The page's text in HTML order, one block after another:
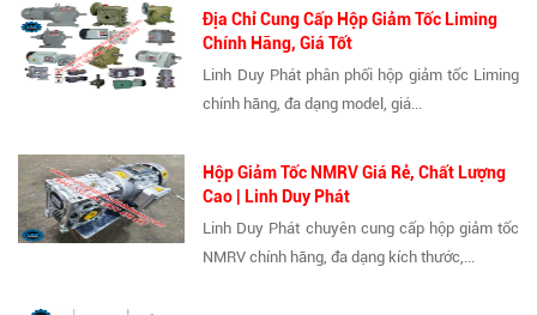
Địa Chỉ Cung Cấp Hộp Giảm Tốc Liming
Chính Hãng, Giá Tốt
Linh Duy Phát phân phối hộp giảm tốc Liming
chính hãng, đa dạng model, giá...
Hộp Giảm Tốc NMRV Giá Rẻ, Chất Lượng
Cao | Linh Duy Phát
Linh Duy Phát chuyên cung cấp hộp giảm tốc
NMRV chính hãng, đa dạng kích thước,...